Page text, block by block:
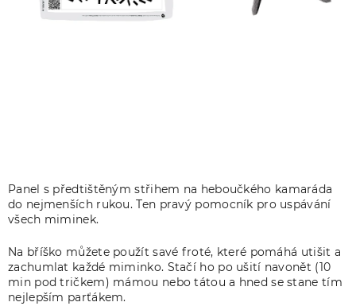
Panel s předtištěným střihem na heboučkého kamaráda
do nejmenších rukou. Ten pravý pomocník pro uspávání
všech miminek.
Na bříško můžete použít savé froté, které pomáhá utišit a
zachumlat každé miminko. Stačí ho po ušití navonět (10
min pod tričkem) mámou nebo tátou a hned se stane tím
nejlepším parťákem.